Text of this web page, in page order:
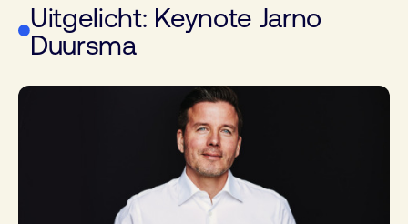
Uitgelicht: Keynote Jarno
Duursma